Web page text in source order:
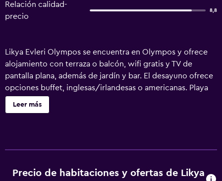
Relación calidad-
precio
8,8
Likya Evleri Olympos se encuentra en Olympos y ofrece
alojamiento con terraza o balcón, wifi gratis y TV de
pantalla plana, además de jardín y bar. El desayuno ofrece
opciones buffet, inglesas/irlandesas o americanas. Playa
de Olympos está a 14 min a pie del alojamiento, y Chimera
está a 16 km. El aeropuerto (Aeropuerto de Antalya) está a
Leer más
Precio de habitaciones y ofertas de Likya